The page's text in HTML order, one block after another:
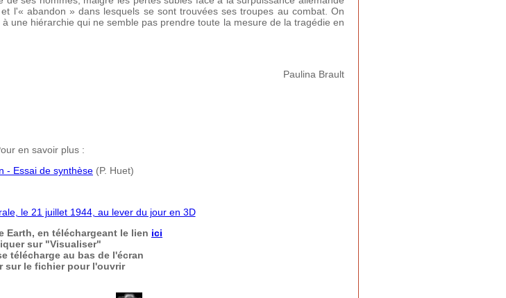
et l'« abandon » dans lesquels se sont trouvées ses troupes au combat. On
une hiérarchie qui ne semble pas prendre toute la mesure de la tragédie en
Paulina Brault
en savoir plus :
- Essai de synthèse (P. Huet)
le 21 juillet 1944, au lever du jour en 3D
Earth, en téléchargeant le lien ici
sur "Visualiser"
télécharge au bas de l'écran
sur le fichier pour l'ouvrir